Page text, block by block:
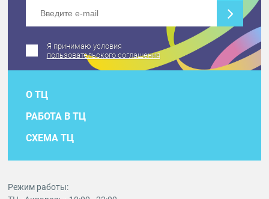
Я принимаю условия
пользовательского соглашения
О ТЦ
РАБОТА В ТЦ
СХЕМА ТЦ
Режим работы: